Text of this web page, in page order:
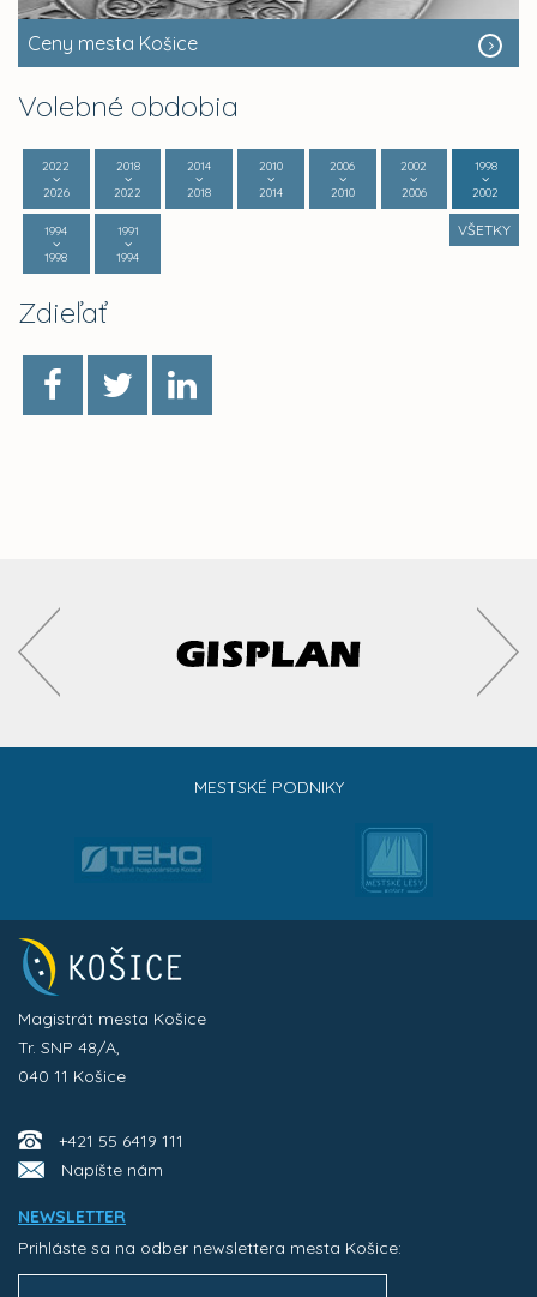
Ceny mesta Košice
Volebné obdobia
2022
2026
2018
2022
2014
2018
2010
2014
2006
2010
2002
2006
1998
2002
1994
1998
1991
1994
VŠETKY
Zdieľať
MESTSKÉ PODNIKY
Magistrát mesta Košice
Tr. SNP 48/A,
040 11 Košice
+421 55 6419 111
Napíšte nám
NEWSLETTER
Prihláste sa na odber newslettera mesta Košice: